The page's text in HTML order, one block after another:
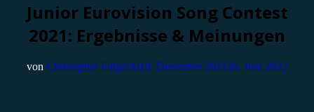
Junior Eurovision Song Contest
2021: Ergebnisse & Meinungen
von Christopher Filipecki19. Dezember 2021 26. Juni 2022